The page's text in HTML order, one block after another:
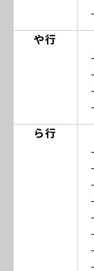
や行
ら行